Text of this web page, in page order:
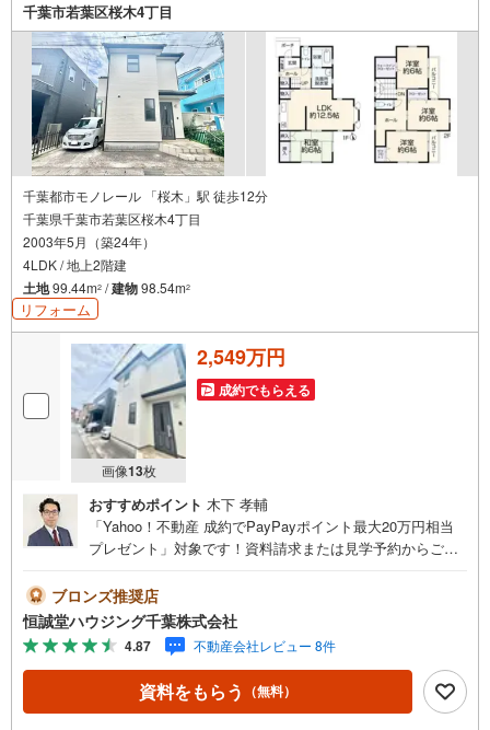
千葉市若葉区桜木4丁目
千葉都市モノレール 「桜木」駅 徒歩12分
千葉県千葉市若葉区桜木4丁目
2003年5月（築24年）
4LDK / 地上2階建
土地99.44m2 /建物98.54m2
リフォーム
画像13枚
2,549万円
成約でもらえる
おすすめポイント 木下 孝輔
「Yahoo！不動産 成約でPayPayポイント最大20万円相当
プレゼント」対象です！資料請求または見学予約からご成
ださい。【営業時間 9:00-18:30】定休日:火曜日、水曜日上
記時間はお電話が繋がりやすくなっております。ぜひお気
軽にご連絡下さい！現地を見学される場合は「室内・現地
を見学する（無料）」ボタンよりご希望の日時をご記入い
ただけますとスムーズにご案内が可能です。恒誠堂ハウジ
ング千葉では、お客様一人ひとりのライフスタイルや将来
ブロンズ推奨店
恒誠堂ハウジング千葉株式会社
4.87 不動産会社レビュー 8件
資料をもらう （無料）